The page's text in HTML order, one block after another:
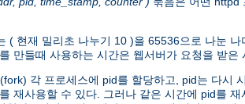
( 현재 밀리초 나누기 10 )을 65536으로 나눈
만들때 사용하는 시간은 웹서버가 요청을 받
각 프로세스에 pid를 할당하고, pid는 다시
재사용할 수 있다. 그러나 같은 시간에 pid를